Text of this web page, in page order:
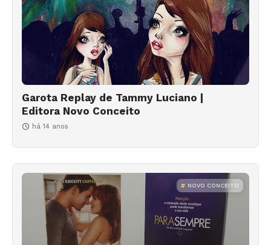
Garota Replay de Tammy Luciano |
Editora Novo Conceito
há 14 anos
NOVO CONCEITO